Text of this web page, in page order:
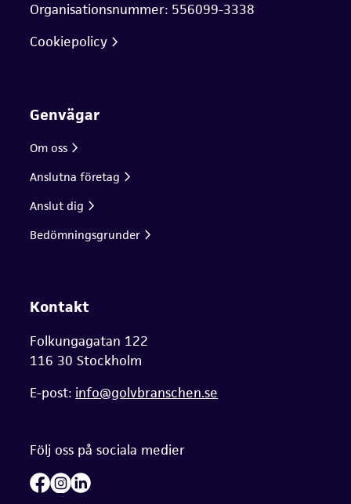
Organisationsnummer: 556099-3338
Cookiepolicy
Genvägar
Om oss
Anslutna företag
Anslut dig
Bedömningsgrunder
Kontakt
Folkungagatan 122
116 30 Stockholm
E-post: info@golvbranschen.se
Följ oss på sociala medier